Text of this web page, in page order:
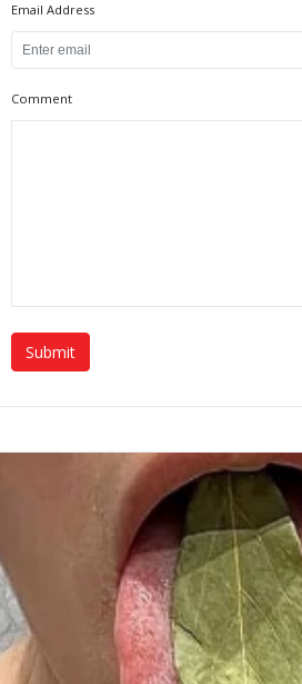
Email Address
Comment